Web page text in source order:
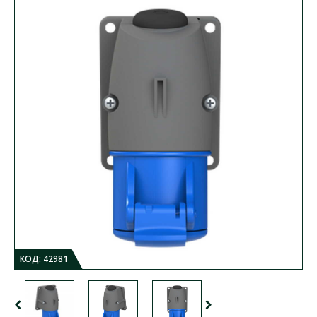
КОД: 42981